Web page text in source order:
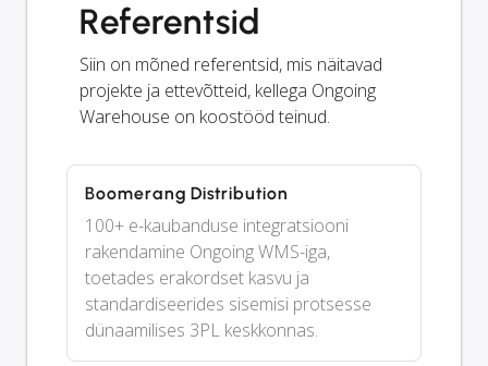
Referentsid
Siin on mõned referentsid, mis näitavad
projekte ja ettevõtteid, kellega Ongoing
Warehouse on koostööd teinud.
Boomerang Distribution
100+ e-kaubanduse integratsiooni
rakendamine Ongoing WMS-iga,
toetades erakordset kasvu ja
standardiseerides sisemisi protsesse
dünaamilises 3PL keskkonnas.